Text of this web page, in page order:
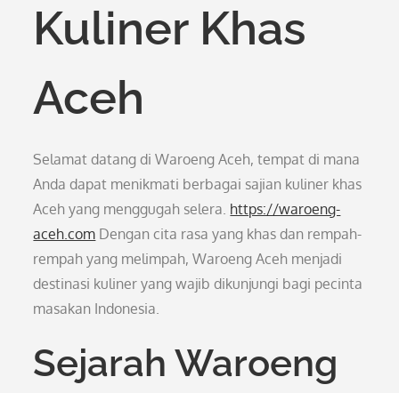
Kuliner Khas
Aceh
Selamat datang di Waroeng Aceh, tempat di mana
Anda dapat menikmati berbagai sajian kuliner khas
Aceh yang menggugah selera. https://waroeng-
aceh.com Dengan cita rasa yang khas dan rempah-
rempah yang melimpah, Waroeng Aceh menjadi
destinasi kuliner yang wajib dikunjungi bagi pecinta
masakan Indonesia.
Sejarah Waroeng